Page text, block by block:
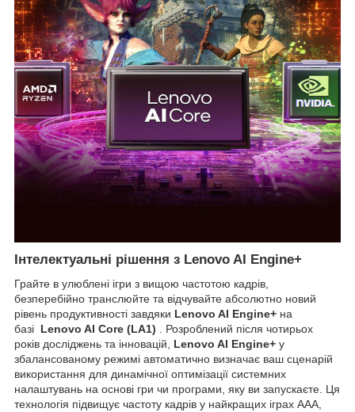
Інтелектуальні рішення з Lenovo AI Engine+
Грайте в улюблені ігри з вищою частотою кадрів,
безперебійно транслюйте та відчувайте абсолютно новий
рівень продуктивності завдяки Lenovo AI Engine+ на
базі Lenovo AI Core (LA1) . Розроблений після чотирьох
років досліджень та інновацій, Lenovo AI Engine+ у
збалансованому режимі автоматично визначає ваш сценарій
використання для динамічної оптимізації системних
налаштувань на основі гри чи програми, яку ви запускаєте. Ця
технологія підвищує частоту кадрів у найкращих іграх AAA,